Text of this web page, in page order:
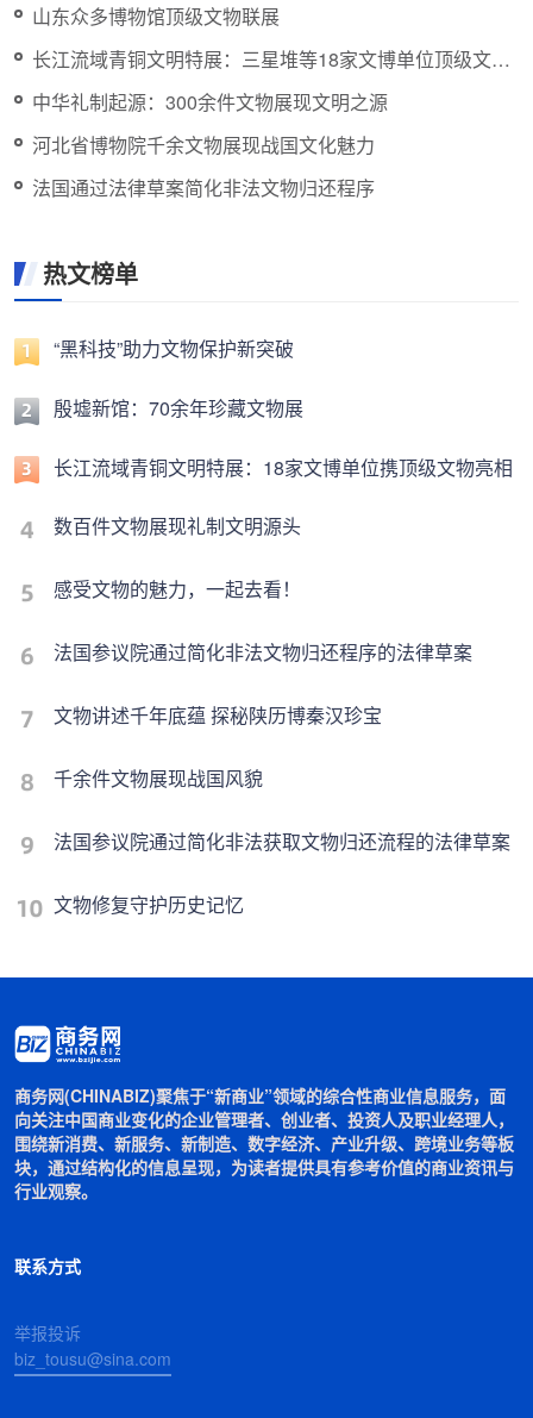
山东众多博物馆顶级文物联展
长江流域青铜文明特展：三星堆等18家文博单位顶级文物
在粤博展出
中华礼制起源：300余件文物展现文明之源
河北省博物院千余文物展现战国文化魅力
法国通过法律草案简化非法文物归还程序
热文榜单
“黑科技”助力文物保护新突破
殷墟新馆：70余年珍藏文物展
长江流域青铜文明特展：18家文博单位携顶级文物亮相
数百件文物展现礼制文明源头
感受文物的魅力，一起去看！
法国参议院通过简化非法文物归还程序的法律草案
文物讲述千年底蕴 探秘陕历博秦汉珍宝
千余件文物展现战国风貌
法国参议院通过简化非法获取文物归还流程的法律草案
文物修复守护历史记忆
商务网(CHINABIZ)聚焦于“新商业”领域的综合性商业信息服务，面
向关注中国商业变化的企业管理者、创业者、投资人及职业经理人，
围绕新消费、新服务、新制造、数字经济、产业升级、跨境业务等板
块，通过结构化的信息呈现，为读者提供具有参考价值的商业资讯与
行业观察。
联系方式
举报投诉
biz_tousu@sina.com